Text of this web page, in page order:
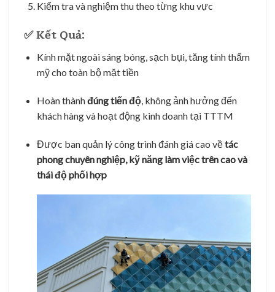
Kiểm tra và nghiệm thu theo từng khu vực
✅ Kết Quả:
Kính mặt ngoài sáng bóng, sạch bụi, tăng tính thẩm
mỹ cho toàn bộ mặt tiền
Hoàn thànhđúng tiến độ, không ảnh hưởng đến
khách hàng và hoạt động kinh doanh tại TTTM
Được ban quản lý công trình đánh giá cao vềtác
phong chuyên nghiệp, kỹ năng làm việc trên cao và
thái độ phối hợp